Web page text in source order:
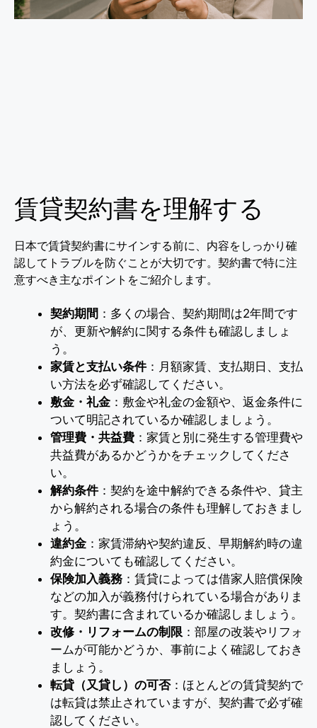
賃貸契約書を理解する
日本で賃貸契約書にサインする前に、内容をしっかり確
認してトラブルを防ぐことが大切です。契約書で特に注
意すべき主なポイントをご紹介します。
契約期間 ：多くの場合、契約期間は2年間です
が、更新や解約に関する条件も確認しましょ
う。
家賃と支払い条件：月額家賃、支払期日、支払
い方法を必ず確認してください。
敷金・礼金 ：敷金や礼金の金額や、返金条件に
ついて明記されているか確認しましょう。
管理費・共益費 ：家賃と別に発生する管理費や
共益費があるかどうかをチェックしてくださ
い。
解約条件：契約を途中解約できる条件や、貸主
から解約される場合の条件も理解しておきまし
ょう。
違約金 ：家賃滞納や契約違反、早期解約時の違
約金についても確認してください。
保険加入義務 ：賃貸によっては借家人賠償保険
などの加入が義務付けられている場合がありま
す。契約書に含まれているか確認しましょう。
改修・リフォームの制限 ：部屋の改装やリフォ
ームが可能かどうか、事前によく確認しておき
ましょう。
転貸（又貸し）の可否：ほとんどの賃貸契約で
は転貸は禁止されていますが、契約書で必ず確
認してください。